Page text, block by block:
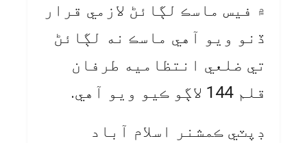
۾ فيس ماسڪ لڳائڻ لازمي قرار
ڏنو ويو آهي ماسڪ نه لڳائڻ
تي ضلعي انتظاميه طرفان
قلم 144 لاڳو ڪيو ويو آهي.
ڊپٽي ڪمشنر اسلام آباد